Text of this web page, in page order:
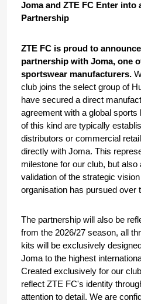
Joma and ZTE FC Enter into
Partnership
ZTE FC is proud to
partnership with Joma, one
sportswear manufacturers.
club joins the select group of
have secured a direct
agreement with a global sports
of this kind are typically
distributors or commercial
directly with Joma. This
milestone for our club, but also
validation of the strategic
organisation has pursued over
The partnership will also be
from the 2026/27 season, all
kits will be exclusively
Joma to the highest
Created exclusively for our
reflect ZTE FC's identity
attention to detail. We are